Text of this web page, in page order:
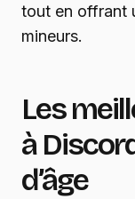
tout en offrant
mineurs.
Les
à
d’âge